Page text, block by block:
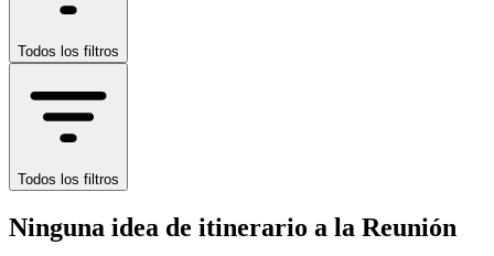
Todos los filtros
Todos los filtros
Ninguna idea de itinerario a la Reunión